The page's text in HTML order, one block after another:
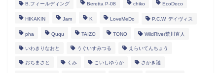
B.フィールディング Beretta P-08 chiko EcoDeco
HIKAKIN Jam K LoveMeDo P.C.W. デイヴィス
pha Ququ TAIZO TONO WildRiver荒川直人
いわきりなおと うぐいすみつる えらいてんちょう
おちまさと くみ こいしゆうか さかき漣